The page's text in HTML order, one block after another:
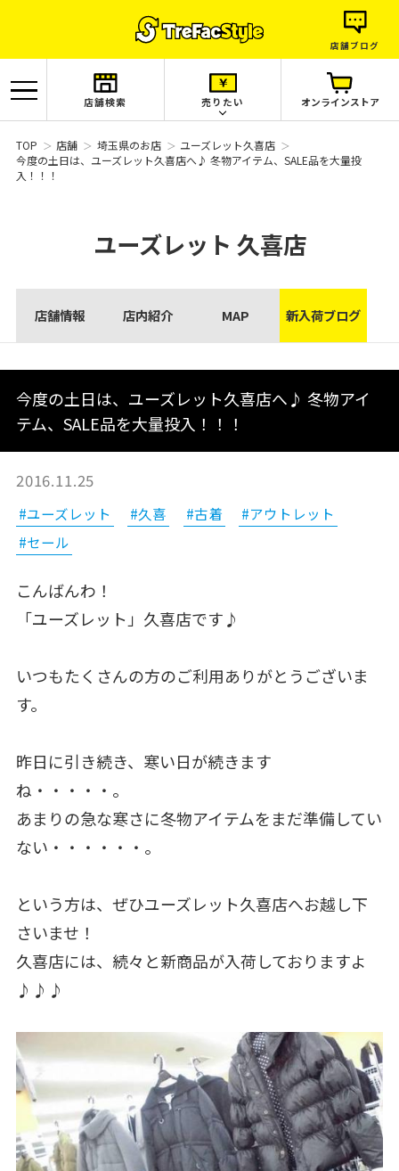
店舗ブログ
店舗検索 売りたい オンラインストア
TOP 店舗 埼玉県のお店
ユーズレット久喜店
今度の土日は、ユーズレット久喜店へ♪ 冬物アイテム、SALE品を大量投
入！！！
ユーズレット 久喜店
店舗情報 店内紹介 MAP 新入荷ブログ
今度の土日は、ユーズレット久喜店へ♪ 冬物アイ
テム、SALE品を大量投入！！！
2016.11.25
#ユーズレット #久喜 #古着
#アウトレット
#セール
こんばんわ！
「ユーズレット」久喜店です♪
いつもたくさんの方のご利用ありがとうございま
す。
昨日に引き続き、寒い日が続きます
ね・・・・・。
あまりの急な寒さに冬物アイテムをまだ準備してい
ない・・・・・・。
という方は、ぜひユーズレット久喜店へお越し下
さいませ！
久喜店には、続々と新商品が入荷しておりますよ
♪♪♪